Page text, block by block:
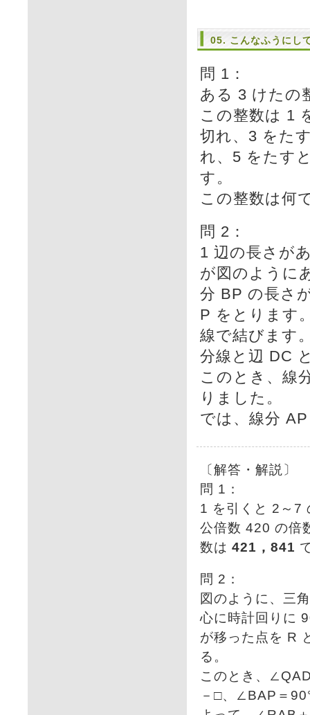
05. こんなふうにし
問 1：
ある 3 けたの
この整数は 1
切れ、3 をた
れ、5 をたす
す。
この整数は何
問 2：
1 辺の長さが
が図のように
分 BP の長さ
P をとります
線で結びます
分線と辺 DC
このとき、線
りました。
では、線分
〔解答・解説〕
問 1：
1 を引くと 2～7
公倍数 420 の倍
数は 421，841
問 2：
図のように、三
心に時計回りに
が移った点を R
る。
このとき、
－□、∠BAP＝